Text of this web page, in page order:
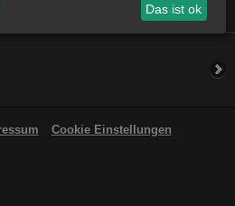
Cookie Einstellungen
Das ist ok